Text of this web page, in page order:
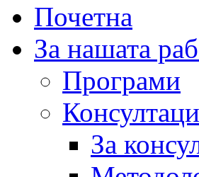
Почетна
За нашата
Програми
За